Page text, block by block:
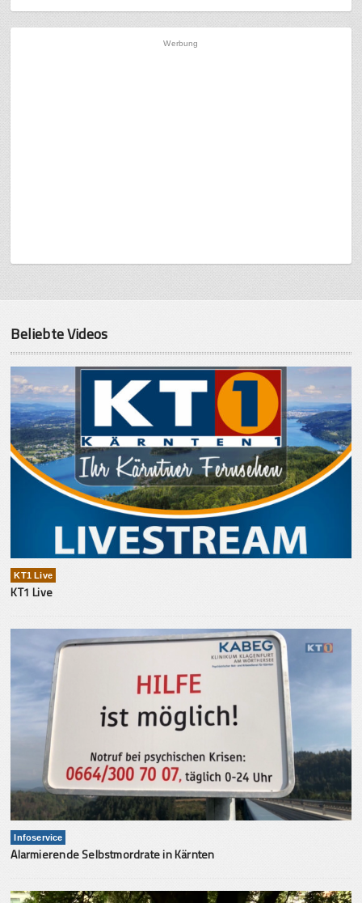
Werbung
Beliebte Videos
KT1 Live
KT1 Live
Infoservice
Alarmierende Selbstmordrate in Kärnten